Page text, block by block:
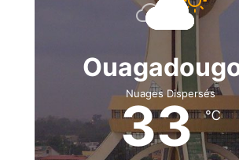
Nuages Dispersés
33℃